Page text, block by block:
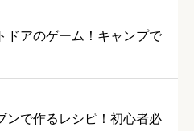
ドアのゲーム！キャンプで
ンで作るレシピ！初心者必